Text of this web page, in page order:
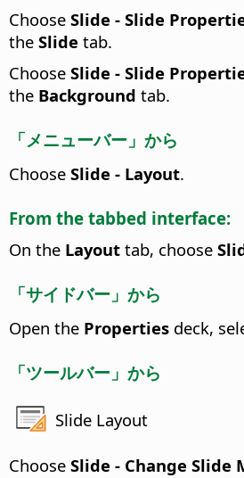
Choose Slide - Slide
the Slide tab.
Choose Slide - Slide
the Background tab.
「メニューバー」から
Choose Slide - Layout.
From the tabbed interface:
On the Layout tab, choose
「サイドバー」から
Open the Properties deck,
「ツールバー」から
Slide Layout
Choose Slide - Change Slide